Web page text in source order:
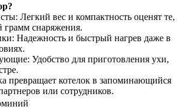
Легкий вес и компактность оценят те,
грамм снаряжения.
Надежность и быстрый нагрев даже в
Удобство для приготовления ухи,
превращает котелок в запоминающийся
или сотрудников.